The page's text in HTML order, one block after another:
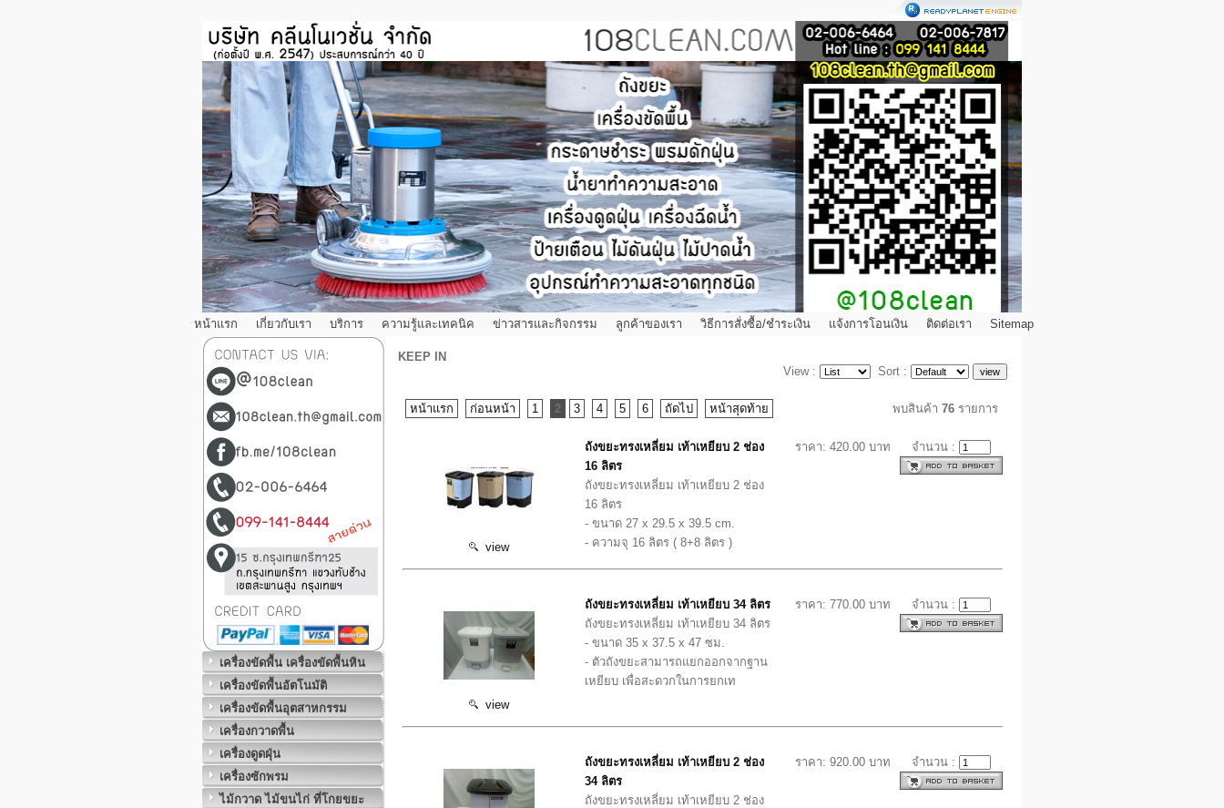
หน้าแรก เกี่ยวกับเรา บริการ ความรู้และเทคนิค ข่าวสารและกิจกรรม ลูกค้าของเรา วิธีการสั่งซื้อ/ชำระเงิน แจ้งการโอนเงิน ติดต่อเรา Sitemap
เครื่องขัดพื้น เครื่องขัดพื้นหิน
เครื่องขัดพื้นอัตโนมัติ
เครื่องขัดพื้นอุตสาหกรรม
เครื่องกวาดพื้น
เครื่องดูดฝุ่น
เครื่องซักพรม
ไม้กวาด ไม้ขนไก่ ที่โกยขยะ
KEEP IN
View :
Sort :
หน้าแรก ก่อนหน้า 1 2 3 4 5 6 ถัดไป หน้าสุดท้าย พบสินค้า76 รายการ
view
ถังขยะทรงเหลี่ยม เท้าเหยียบ 2 ช่อง
16 ลิตร
ถังขยะทรงเหลี่ยม เท้าเหยียบ 2 ช่อง
16 ลิตร
- ขนาด 27 x 29.5 x 39.5 cm.
- ความจุ 16 ลิตร ( 8+8 ลิตร )
ราคา: 420.00 บาท จำนวน :
view
ถังขยะทรงเหลี่ยม เท้าเหยียบ 34 ลิตร
ถังขยะทรงเหลี่ยม เท้าเหยียบ 34 ลิตร
- ขนาด 35 x 37.5 x 47 ซม.
- ตัวถังขยะสามารถแยกออกจากฐาน
เหยียบ เพื่อสะดวกในการยกเท
ราคา: 770.00 บาท จำนวน :
ถังขยะทรงเหลี่ยม เท้าเหยียบ 2 ช่อง
34 ลิตร
ถังขยะทรงเหลี่ยม เท้าเหยียบ 2 ช่อง
ราคา: 920.00 บาท จำนวน :